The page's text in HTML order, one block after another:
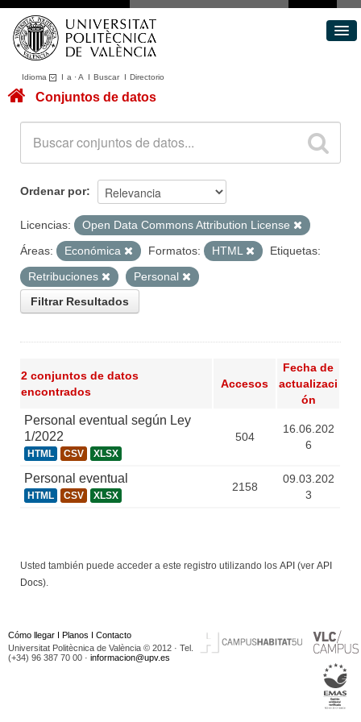
Idioma I a ·A I BuscarI Directorio
Conjuntos de datos
Acerca de
Portal de Transparencia
Conjuntos de datos
Ordenar por
Licencias:
Open Data Commons Attribution License
Áreas:
Económica Formatos: HTML
Etiquetas:
Retribuciones
Personal
Filtrar Resultados
2 conjuntos de datos
encontrados
Accesos
Fecha de
actualizaci
ón
Personal eventual según Ley
1/2022
HTML CSV XLSX
504
16.06.202
6
Personal eventual
HTML CSV XLSX
2158
09.03.202
3
Usted también puede acceder a este registro utilizando los API (ver API
Docs).
Cómo llegar I Planos I Contacto
Universitat Politècnica de València © 2012 · Tel.
(+34) 96 387 70 00 · informacion@upv.es